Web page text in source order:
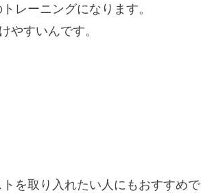
レーニングになります。
やすいんです。
を取り入れたい人にもおすすめで